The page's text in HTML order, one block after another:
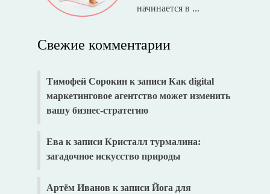
начинается в ...
Свежие комментарии
Тимофей Сорокинк записи Как digital
маркетинговое агентство может изменить
вашу бизнес-стратегию
Ева к записи Кристалл турмалина:
загадочное искусство природы
Артём Иванов к записи Йога для